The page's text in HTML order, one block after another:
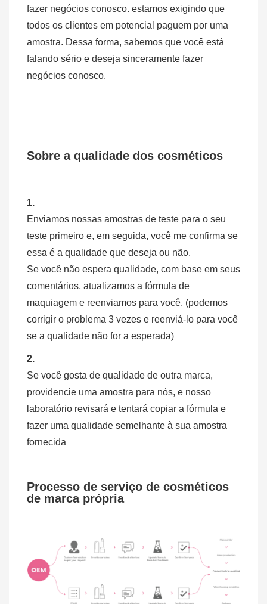
fazer negócios conosco. estamos exigindo que
todos os clientes em potencial paguem por uma
amostra. Dessa forma, sabemos que você está
falando sério e deseja sinceramente fazer
negócios conosco.
Sobre a qualidade dos cosméticos
1.
Enviamos nossas amostras de teste para o seu
teste primeiro e, em seguida, você me confirma se
essa é a qualidade que deseja ou não.
Se você não espera qualidade, com base em seus
comentários, atualizamos a fórmula de
maquiagem e reenviamos para você. (podemos
corrigir o problema 3 vezes e reenviá-lo para você
se a qualidade não for a esperada)
2.
Se você gosta de qualidade de outra marca,
providencie uma amostra para nós, e nosso
laboratório revisará e tentará copiar a fórmula e
fazer uma qualidade semelhante à sua amostra
fornecida
Processo de serviço de cosméticos
de marca própria